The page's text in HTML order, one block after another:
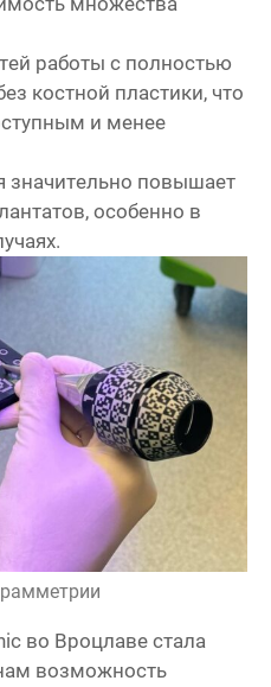
работы с полностью
костной пластики, что
и менее
значительно повышает
особенно в
во Вроцлаве стала
возможность